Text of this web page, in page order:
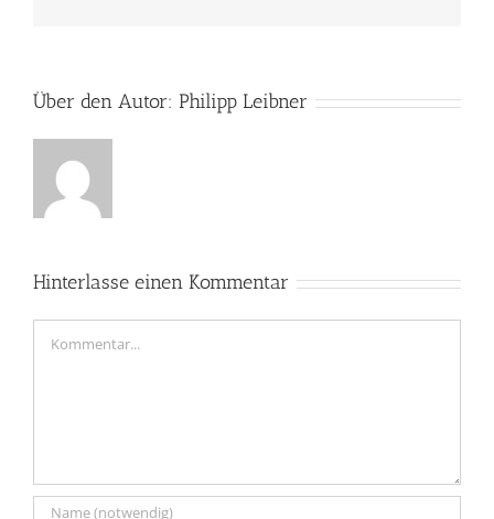
Über den Autor: Philipp Leibner
Hinterlasse einen Kommentar